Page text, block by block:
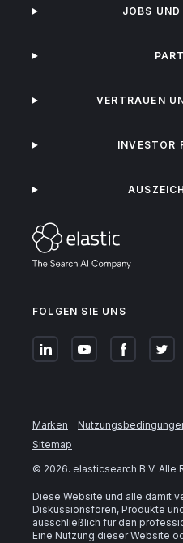
FOLGEN SIE UNS
JOBS UND
VERTRAUEN
INVESTOR
Marken
Sitemap
© 2026. elasticsearch B.V. Alle
Diese Website und alle damit
Diskussionsforen, Produkte
ausschließlich für den
Eine Nutzung dieser Website